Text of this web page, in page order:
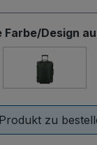
Farbe/Design
Moss
zu